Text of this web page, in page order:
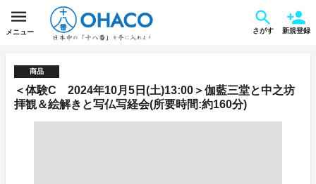
メニュー さがす 新規登録
商品
＜体験C 2024年10月5日(土)13:00＞伽藍三堂と中之坊
拝観＆絵解きと写仏写経会(所要時間:約160分)